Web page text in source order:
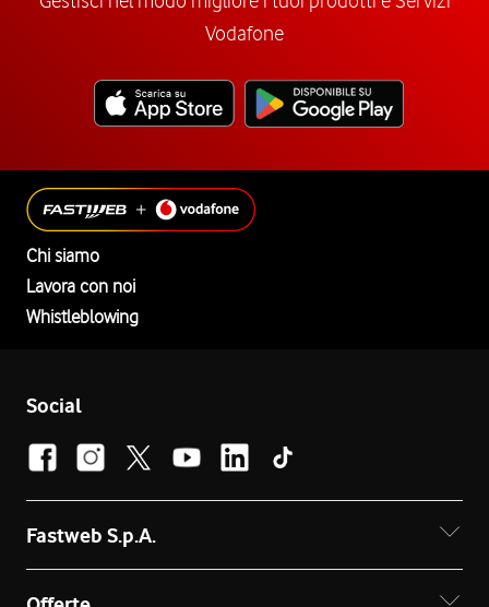
Vodafone
Chi siamo
Lavora con noi
Whistleblowing
Social
Fastweb S.p.A.